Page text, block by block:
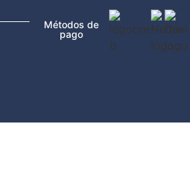
Métodos de
pago